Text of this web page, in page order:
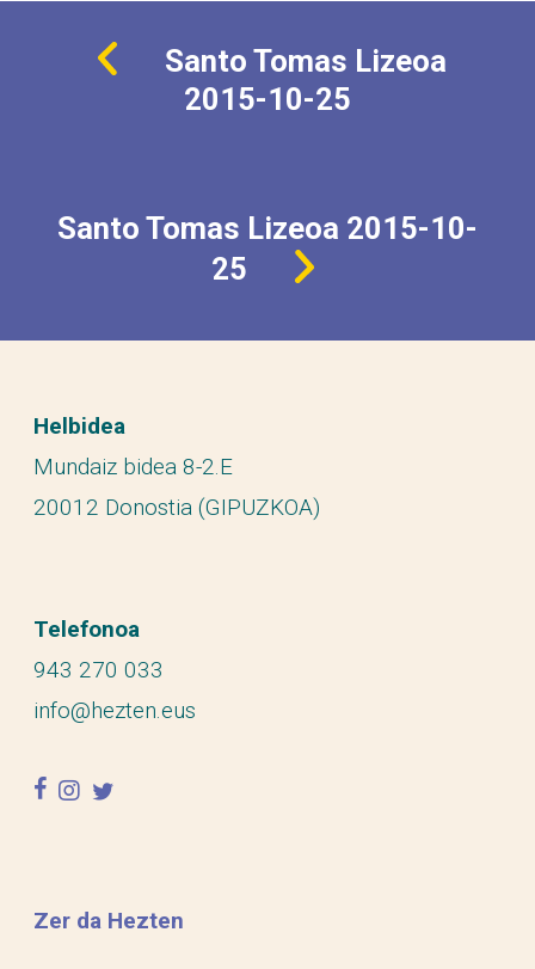
Santo Tomas Lizeoa
2015-10-25
Santo Tomas Lizeoa 2015-10-
25
Helbidea
Mundaiz bidea 8-2.E
20012 Donostia (GIPUZKOA)
Telefonoa
943 270 033
info@hezten.eus
facebook
instagram
twitter
Zer da Hezten